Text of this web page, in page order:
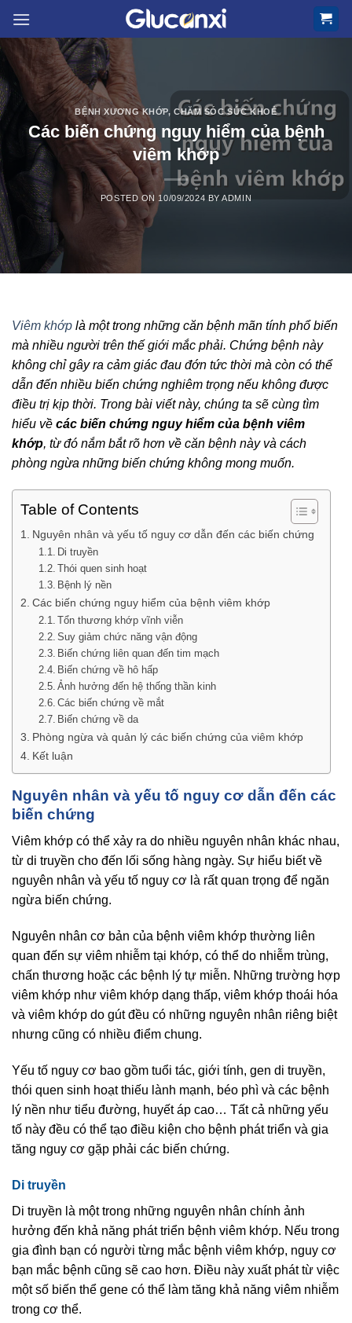
content
BỆNH XƯƠNG KHỚP, CHĂM SÓC SỨC KHOẺ
Các biến chứng nguy hiểm của bệnh
viêm khớp
POSTED ON 10/09/2024 BYADMIN
Viêm khớp là một trong những căn bệnh mãn tính phổ biến
mà nhiều người trên thế giới mắc phải. Chứng bệnh này
không chỉ gây ra cảm giác đau đớn tức thời mà còn có thể
dẫn đến nhiều biến chứng nghiêm trọng nếu không được
điều trị kịp thời. Trong bài viết này, chúng ta sẽ cùng tìm
hiểu về các biến chứng nguy hiểm của bệnh viêm
khớp, từ đó nắm bắt rõ hơn về căn bệnh này và cách
phòng ngừa những biến chứng không mong muốn.
Table of Contents
Nguyên nhân và yếu tố nguy cơ dẫn đến các biến chứng
Di truyền
Thói quen sinh hoạt
Bệnh lý nền
Các biến chứng nguy hiểm của bệnh viêm khớp
Tổn thương khớp vĩnh viễn
Suy giảm chức năng vận động
Biến chứng liên quan đến tim mạch
Biến chứng về hô hấp
Ảnh hưởng đến hệ thống thần kinh
Các biến chứng về mắt
Biến chứng về da
Phòng ngừa và quản lý các biến chứng của viêm khớp
Kết luận
Nguyên nhân và yếu tố nguy cơ dẫn đến các
biến chứng
Viêm khớp có thể xảy ra do nhiều nguyên nhân khác nhau,
từ di truyền cho đến lối sống hàng ngày. Sự hiểu biết về
nguyên nhân và yếu tố nguy cơ là rất quan trọng để ngăn
ngừa biến chứng.
Nguyên nhân cơ bản của bệnh viêm khớp thường liên
quan đến sự viêm nhiễm tại khớp, có thể do nhiễm trùng,
chấn thương hoặc các bệnh lý tự miễn. Những trường hợp
viêm khớp như viêm khớp dạng thấp, viêm khớp thoái hóa
và viêm khớp do gút đều có những nguyên nhân riêng biệt
nhưng cũng có nhiều điểm chung.
Yếu tố nguy cơ bao gồm tuổi tác, giới tính, gen di truyền,
thói quen sinh hoạt thiếu lành mạnh, béo phì và các bệnh
lý nền như tiểu đường, huyết áp cao… Tất cả những yếu
tố này đều có thể tạo điều kiện cho bệnh phát triển và gia
tăng nguy cơ gặp phải các biến chứng.
Di truyền
Di truyền là một trong những nguyên nhân chính ảnh
hưởng đến khả năng phát triển bệnh viêm khớp. Nếu trong
gia đình bạn có người từng mắc bệnh viêm khớp, nguy cơ
bạn mắc bệnh cũng sẽ cao hơn. Điều này xuất phát từ việc
một số biến thể gene có thể làm tăng khả năng viêm nhiễm
trong cơ thể.